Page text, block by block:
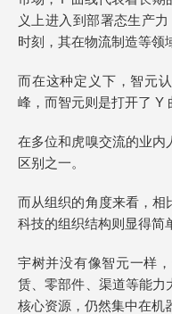
义上进入到部署态生产
时刻，其在物流制造等领
而在这种定义下，智元
峰，而智元则是打开了 Y
在多位和虎嗅交流的业内
区别之一。
而从组织的角度来看，相
科技的组织结构则显得简
宇树并没有像智元一样
赁、零部件、渠道等能力
核心资源，仍然集中在机